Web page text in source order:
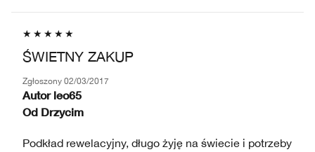
ŚWIETNY ZAKUP
Zgłoszony 02/03/2017
Autor leo65
Od Drzycim
Podkład rewelacyjny, długo żyję na świecie i potrzeby